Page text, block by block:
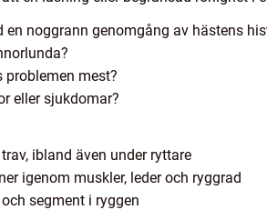
en noggrann genomgång av hästens
problemen mest?
eller sjukdomar?
ibland även under ryttare
igenom muskler, leder och ryggrad
segment i ryggen